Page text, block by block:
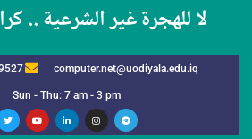
لا للهجرة غير الشرعية ..
computer.net@uodiyala.edu.iq
Sun - Thu: 7 am - 3 pm